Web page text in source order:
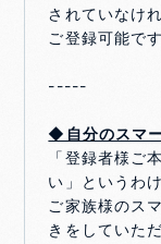
されていなけ
ご登録可能です
-----
◆自分のスマ
「登録者様ご
い」というわ
ご家族様のス
きをしていた